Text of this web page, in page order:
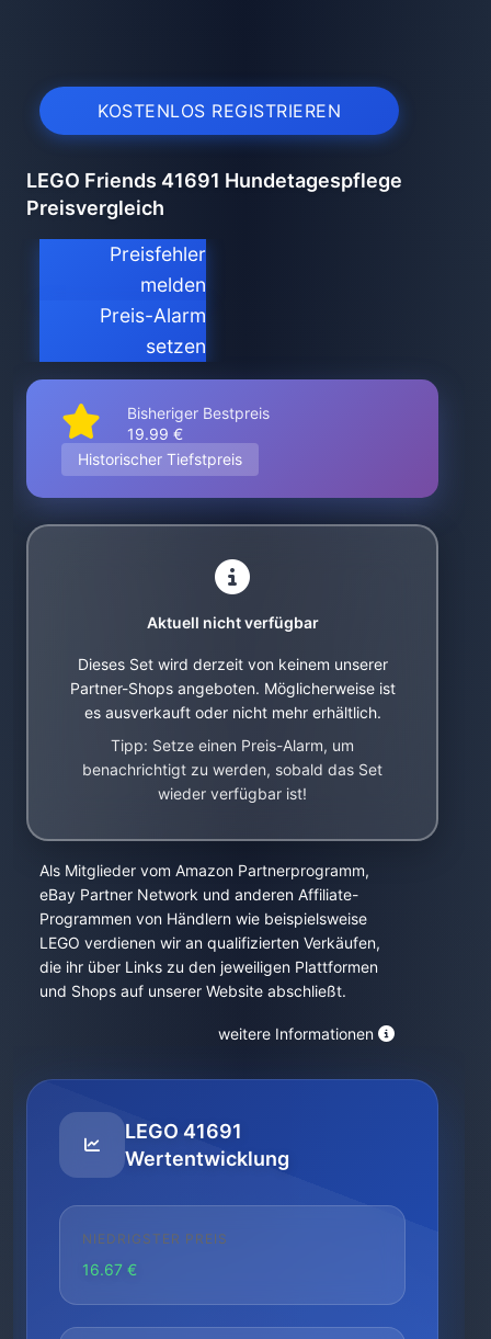
KOSTENLOS REGISTRIEREN
LEGO Friends 41691 Hundetagespflege
Preisvergleich
Preisfehler
melden
Preis-Alarm
setzen
Bisheriger Bestpreis
19.99 €
Historischer Tiefstpreis
Aktuell nicht verfügbar
Dieses Set wird derzeit von keinem unserer
Partner-Shops angeboten. Möglicherweise ist
es ausverkauft oder nicht mehr erhältlich.
Tipp: Setze einen Preis-Alarm, um
benachrichtigt zu werden, sobald das Set
wieder verfügbar ist!
Als Mitglieder vom Amazon Partnerprogramm,
eBay Partner Network und anderen Affiliate-
Programmen von Händlern wie beispielsweise
LEGO verdienen wir an qualifizierten Verkäufen,
die ihr über Links zu den jeweiligen Plattformen
und Shops auf unserer Website abschließt.
weitere Informationen
LEGO 41691
Wertentwicklung
NIEDRIGSTER PREIS
16.67 €